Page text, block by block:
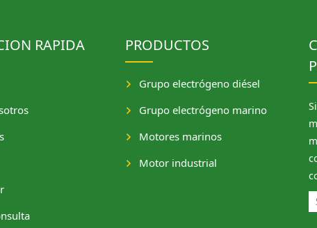
RAPIDA PRODUCTOS
Grupo electrógeno diésel
Grupo electrógeno marino
Motores marinos
Motor industrial